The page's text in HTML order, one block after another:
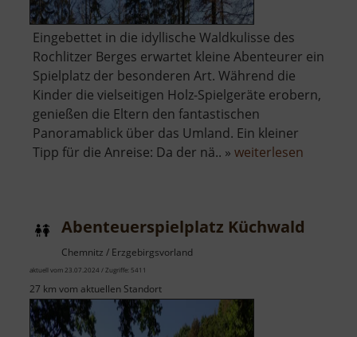
Eingebettet in die idyllische Waldkulisse des
Rochlitzer Berges erwartet kleine Abenteurer ein
Spielplatz der besonderen Art. Während die
Kinder die vielseitigen Holz-Spielgeräte erobern,
genießen die Eltern den fantastischen
Panoramablick über das Umland. Ein kleiner
Tipp für die Anreise: Da der nä.. » weiterlesen
Abenteuerspielplatz Küchwald
Chemnitz / Erzgebirgsvorland
aktuell vom 23.07.2024 / Zugriffe: 5411
27 km vom aktuellen Standort